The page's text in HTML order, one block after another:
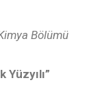
Bölümü